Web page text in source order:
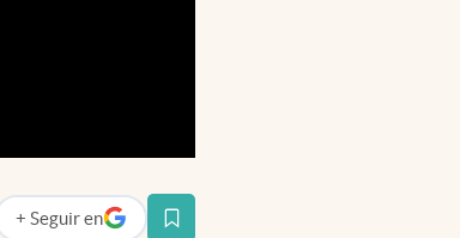
+ Seguir en
abre en nueva pestaña